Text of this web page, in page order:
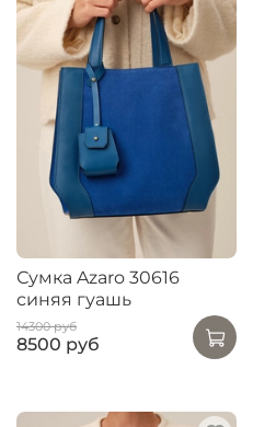
Сумка Azaro 30616
синяя гуашь
14300 руб
8500 руб